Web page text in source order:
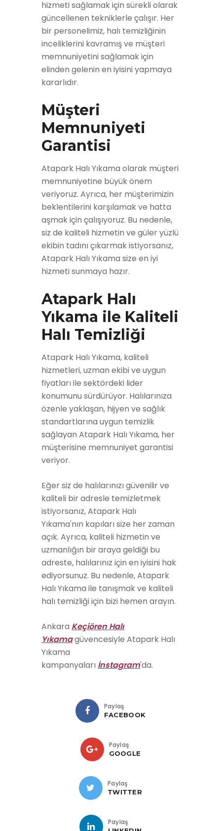
hizmeti sağlamak için sürekli olarak
güncellenen tekniklerle çalışır. Her
bir personelimiz, halı temizliğinin
inceliklerini kavramış ve müşteri
memnuniyetini sağlamak için
elinden gelenin en iyisini yapmaya
kararlıdır.
Müşteri
Memnuniyeti
Garantisi
Atapark Halı Yıkama olarak müşteri
memnuniyetine büyük önem
veriyoruz. Ayrıca, her müşterimizin
beklentilerini karşılamak ve hatta
aşmak için çalışıyoruz. Bu nedenle,
siz de kaliteli hizmetin ve güler yüzlü
ekibin tadını çıkarmak istiyorsanız,
Atapark Halı Yıkama size en iyi
hizmeti sunmaya hazır.
Atapark Halı
Yıkama ile Kaliteli
Halı Temizliği
Atapark Halı Yıkama, kaliteli
hizmetleri, uzman ekibi ve uygun
fiyatları ile sektördeki lider
konumunu sürdürüyor. Halılarınıza
özenle yaklaşan, hijyen ve sağlık
standartlarına uygun temizlik
sağlayan Atapark Halı Yıkama, her
müşterisine memnuniyet garantisi
veriyor.
Eğer siz de halılarınızı güvenilir ve
kaliteli bir adresle temizletmek
istiyorsanız, Atapark Halı
Yıkama'nın kapıları size her zaman
açık. Ayrıca, kaliteli hizmetin ve
uzmanlığın bir araya geldiği bu
adreste, halılarınız için en iyisini hak
ediyorsunuz. Bu nedenle, Atapark
Halı Yıkama ile tanışmak ve kaliteli
halı temizliği için bizi hemen arayın.
Ankara Keçiören Halı
Yıkamagüvencesiyle Atapark Halı
Yıkama
kampanyaları İnstagram'da.
Paylaş
FACEBOOK
Paylaş
GOOGLE
Paylaş
TWITTER
Paylaş